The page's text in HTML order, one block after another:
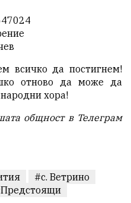
всичко да постигнем!
отново да може да
хора!
общност в Телеграм
#с. Ветрино